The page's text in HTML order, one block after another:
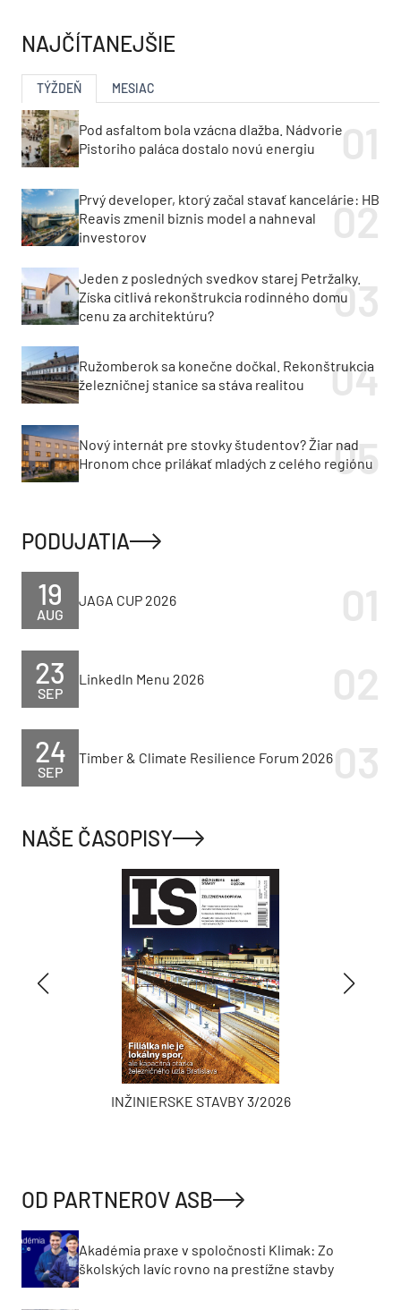
NAJČÍTANEJŠIE
TÝŽDEŇ MESIAC
Pod asfaltom bola vzácna dlažba. Nádvorie
Pistoriho paláca dostalo novú energiu
Prvý developer, ktorý začal stavať kancelárie: HB
Reavis zmenil biznis model a nahneval
investorov
Jeden z posledných svedkov starej Petržalky.
Získa citlivá rekonštrukcia rodinného domu
cenu za architektúru?
Ružomberok sa konečne dočkal. Rekonštrukcia
železničnej stanice sa stáva realitou
Nový internát pre stovky študentov? Žiar nad
Hronom chce prilákať mladých z celého regiónu
PODUJATIA
AUG
19 JAGA CUP 2026
SEP
23 LinkedIn Menu 2026
SEP
24 Timber & Climate Resilience Forum 2026
NAŠE ČASOPISY
INŽINIERSKE STAVBY 3/2026
OD PARTNEROV ASB
Akadémia praxe v spoločnosti Klimak: Zo
školských lavíc rovno na prestížne stavby